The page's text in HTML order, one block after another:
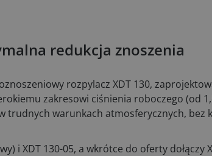
redukcja znoszenia
rozpylacz XDT 130,
zakresowi ciśnienia roboczego (od
trudnych warunkach atmosferycznych, bez
i XDT 130-05, a wkrótce do oferty dołączy